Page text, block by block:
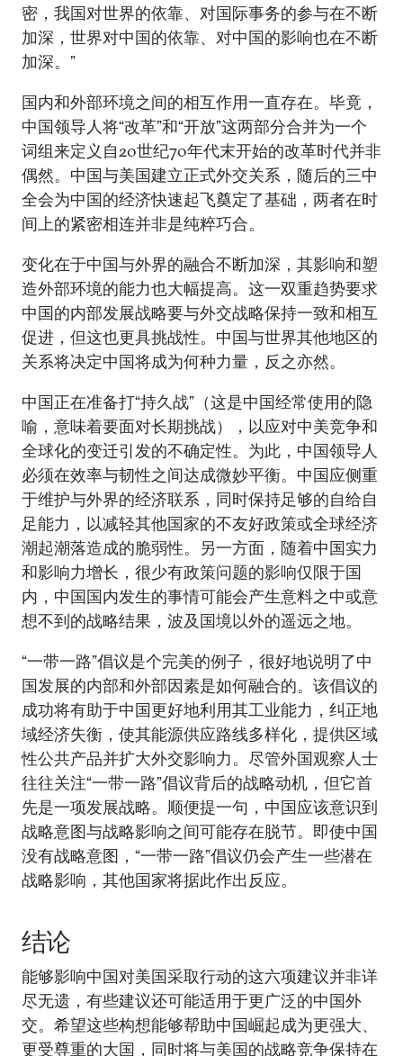
密，我国对世界的依靠、对国际事务的参与在不断
加深，世界对中国的依靠、对中国的影响也在不断
加深。”
国内和外部环境之间的相互作用一直存在。毕竟，
中国领导人将“改革”和“开放”这两部分合并为一个
词组来定义自20世纪70年代末开始的改革时代并非
偶然。中国与美国建立正式外交关系，随后的三中
全会为中国的经济快速起飞奠定了基础，两者在时
间上的紧密相连并非是纯粹巧合。
变化在于中国与外界的融合不断加深，其影响和塑
造外部环境的能力也大幅提高。这一双重趋势要求
中国的内部发展战略要与外交战略保持一致和相互
促进，但这也更具挑战性。中国与世界其他地区的
关系将决定中国将成为何种力量，反之亦然。
中国正在准备打“持久战”（这是中国经常使用的隐
喻，意味着要面对长期挑战），以应对中美竞争和
全球化的变迁引发的不确定性。为此，中国领导人
必须在效率与韧性之间达成微妙平衡。中国应侧重
于维护与外界的经济联系，同时保持足够的自给自
足能力，以减轻其他国家的不友好政策或全球经济
潮起潮落造成的脆弱性。另一方面，随着中国实力
和影响力增长，很少有政策问题的影响仅限于国
内，中国国内发生的事情可能会产生意料之中或意
想不到的战略结果，波及国境以外的遥远之地。
“一带一路”倡议是个完美的例子，很好地说明了中
国发展的内部和外部因素是如何融合的。该倡议的
成功将有助于中国更好地利用其工业能力，纠正地
域经济失衡，使其能源供应路线多样化，提供区域
性公共产品并扩大外交影响力。尽管外国观察人士
往往关注“一带一路”倡议背后的战略动机，但它首
先是一项发展战略。顺便提一句，中国应该意识到
战略意图与战略影响之间可能存在脱节。即使中国
没有战略意图，“一带一路”倡议仍会产生一些潜在
战略影响，其他国家将据此作出反应。
结论
能够影响中国对美国采取行动的这六项建议并非详
尽无遗，有些建议还可能适用于更广泛的中国外
交。希望这些构想能够帮助中国崛起成为更强大、
更受尊重的大国，同时将与美国的战略竞争保持在